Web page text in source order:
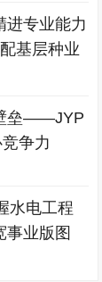
进专业能力
基层种业
垒——JYP
争力
水电工程
事业版图